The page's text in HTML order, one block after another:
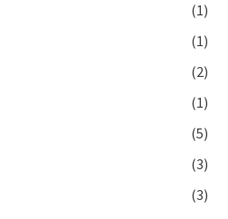
(1)
(1)
(2)
(1)
(5)
(3)
(3)